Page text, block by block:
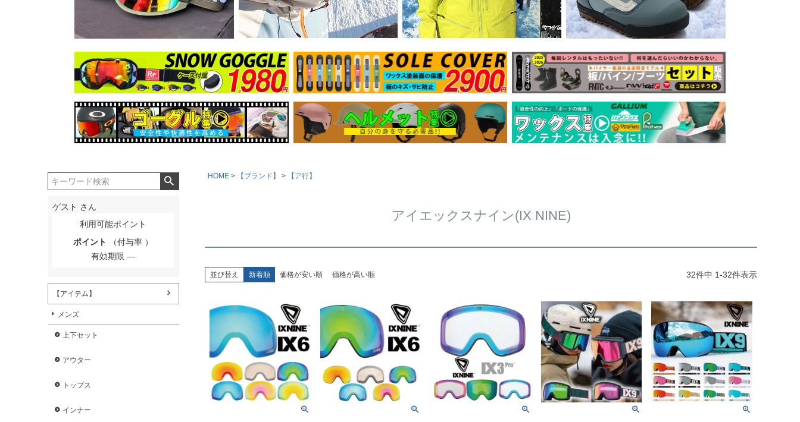
ゲスト さん
利用可能ポイント
ポイント
（付与率 ）
有効期限
【アイテム】
メンズ
上下セット
アウター
トップス
インナー
HOME 【ブランド】 【ア行】
アイエックスナイン(IX NINE)
並び替え 新着順 価格が安い順 価格が高い順 32件中 1-32件表示